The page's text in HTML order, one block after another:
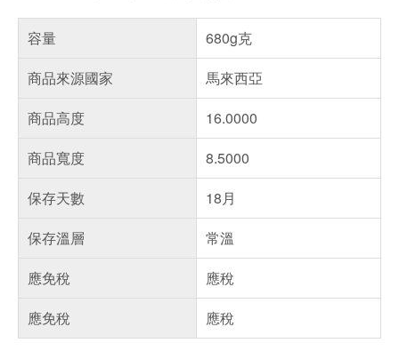
容量
680g克
商品來源國家
馬來西亞
商品高度
16.0000
商品寬度
8.5000
保存天數
18月
保存溫層
常溫
應免稅
應稅
應免稅
應稅